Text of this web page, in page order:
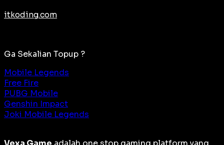
itkoding.com
Ga Sekalian Topup ?
Mobile Legends
Free Fire
PUBG Mobile
Genshin Impact
Joki Mobile Legends